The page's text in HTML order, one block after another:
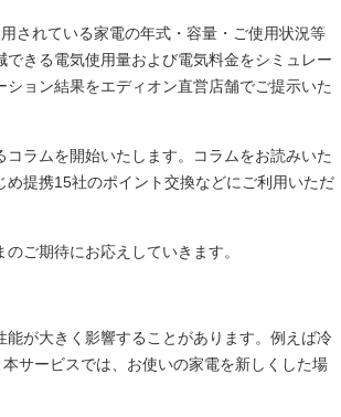
されている家電の年式・容量・ご使用状況等
きる電気使用量および電気料金をシミュレー
ョン結果をエディオン直営店舗でご提示いた
ラムを開始いたします。コラムをお読みいた
提携15社のポイント交換などにご利用いただ
ご期待にお応えしていきます。
が大きく影響することがあります。例えば冷
サービスでは、お使いの家電を新しくした場